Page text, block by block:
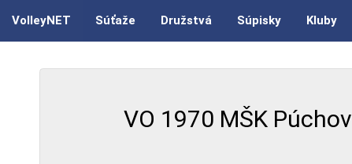
VolleyNET Súťaže Družstvá Súpisky Kluby
VO 1970 MŠK Púchov